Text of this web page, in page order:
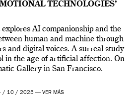
TECHNOLOGIES’
AI companionship and the
human and machine through
and digital voices. A surreal study
in the age of artificial affection. On
Gallery in San Francisco.
/ 10 / 2025 — VER MÁS